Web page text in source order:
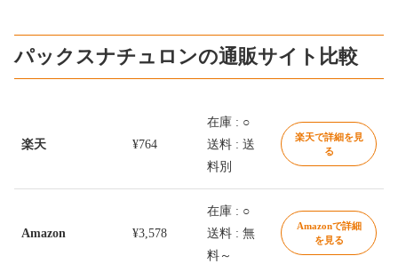
パックスナチュロンの通販サイト比較
楽天 ¥764
在庫 : ○
送料 : 送
料別
楽天で詳細を見
る
Amazon ¥3,578
在庫 : ○
送料 : 無
料～
Amazonで詳細
を見る